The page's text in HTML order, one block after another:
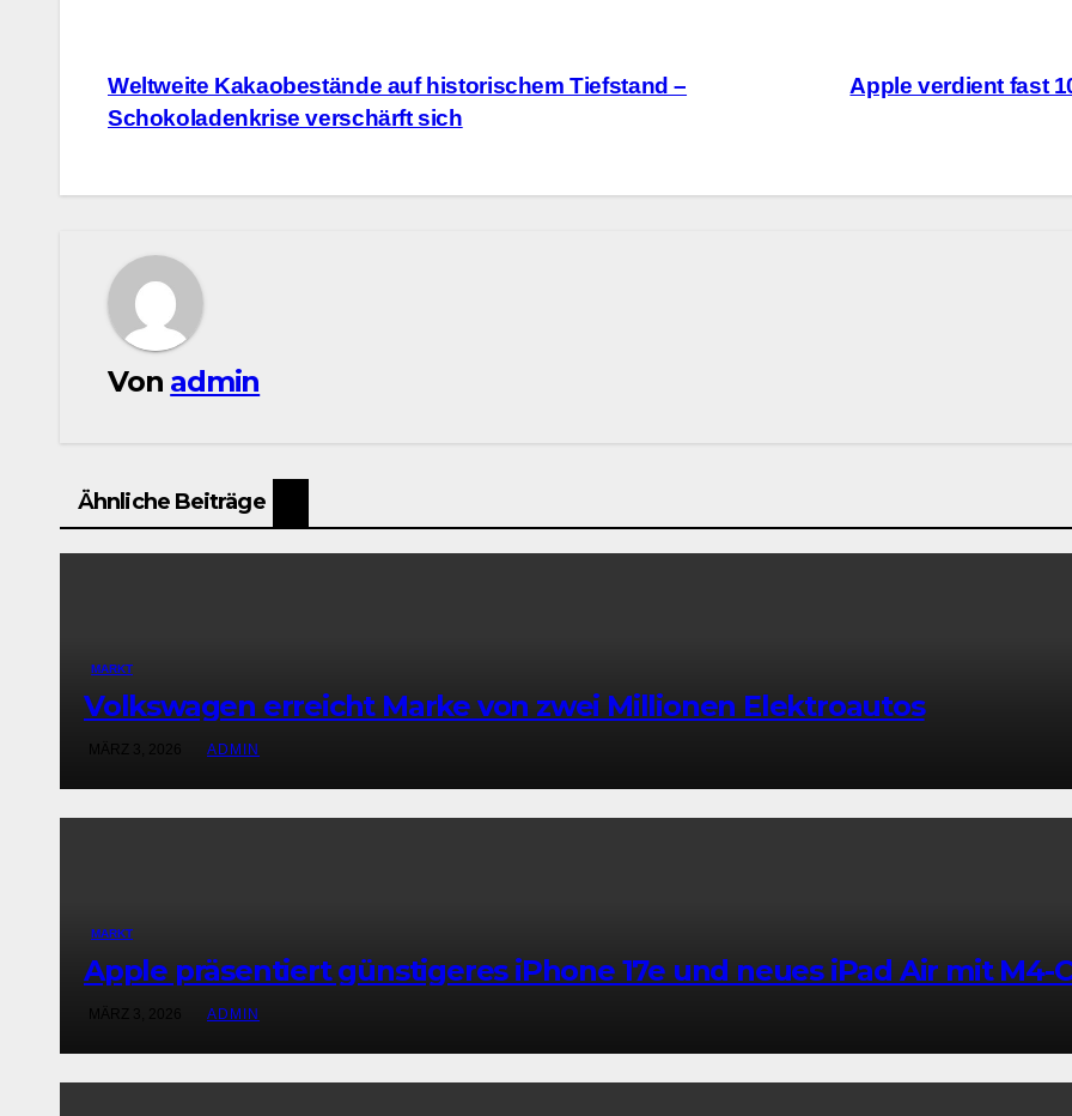
Beitragsnavigation Apple verdient fast
Weltweite Kakaobestände auf historischem Tiefstand –
Schokoladenkrise verschärft sich
Von admin
Ähnliche Beiträge
MARKT
Volkswagen erreicht Marke von zwei Millionen Elektroautos
MÄRZ 3, 2026 ADMIN
MARKT
Apple präsentiert günstigeres iPhone 17e und neues iPad Air mit M4-
MÄRZ 3, 2026 ADMIN